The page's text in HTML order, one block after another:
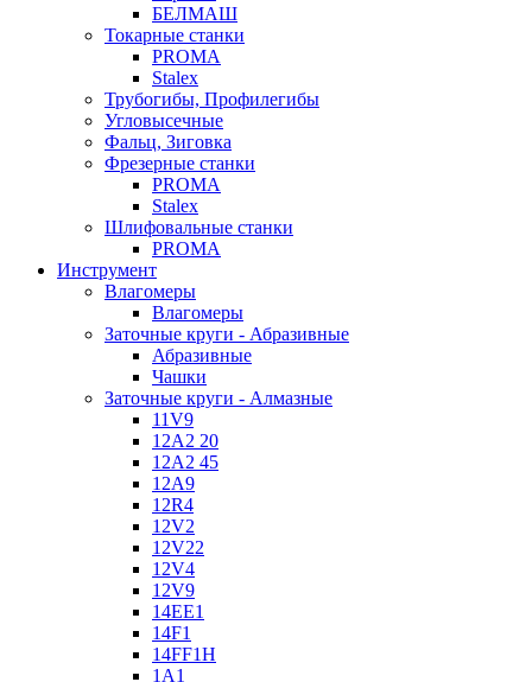
БЕЛМАШ
Токарные станки
PROMA
Stalex
Трубогибы, Профилегибы
Угловысечные
Фальц, Зиговка
Фрезерные станки
PROMA
Stalex
Шлифовальные станки
PROMA
Инструмент
Влагомеры
Влагомеры
Заточные круги - Абразивные
Абразивные
Чашки
Заточные круги - Алмазные
11V9
12A2 20
12A2 45
12A9
12R4
12V2
12V22
12V4
12V9
14EE1
14F1
14FF1H
1A1